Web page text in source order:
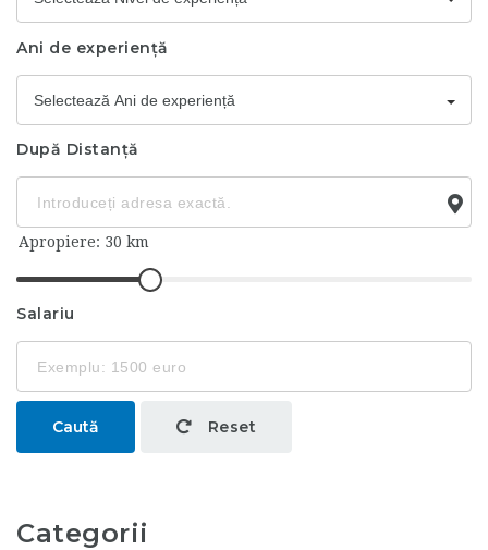
Ani de experiență
Selectează Ani de experiență
După Distanță
Salariu
Caută Reset
Categorii